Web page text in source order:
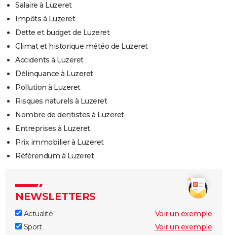
Salaire à Luzeret
Impôts à Luzeret
Dette et budget de Luzeret
Climat et historique météo de Luzeret
Accidents à Luzeret
Délinquance à Luzeret
Pollution à Luzeret
Risques naturels à Luzeret
Nombre de dentistes à Luzeret
Entreprises à Luzeret
Prix immobilier à Luzeret
Référendum à Luzeret
NEWSLETTERS
Actualité
Voir un exemple
Sport
Voir un exemple